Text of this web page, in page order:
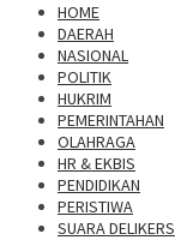
HOME
DAERAH
NASIONAL
POLITIK
HUKRIM
PEMERINTAHAN
OLAHRAGA
HR & EKBIS
PENDIDIKAN
PERISTIWA
SUARA DELIKERS